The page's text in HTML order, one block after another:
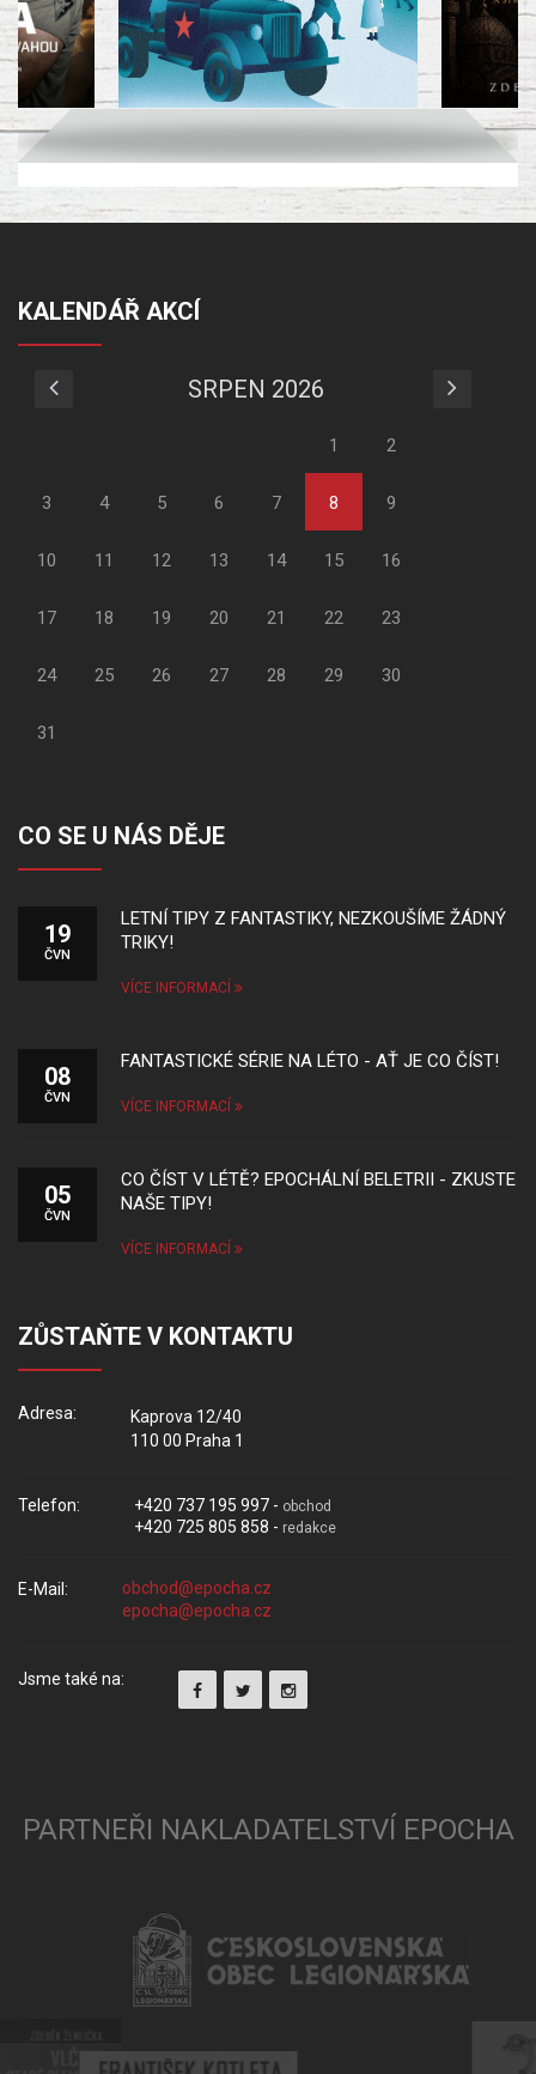
KALENDÁŘ AKCÍ
SRPEN 2026
1 2
3 4 5 6 7 8 9
10 11 12 13 14 15 16
17 18 19 20 21 22 23
24 25 26 27 28 29 30
31
CO SE U NÁS DĚJE
19
ČVN
LETNÍ TIPY Z FANTASTIKY, NEZKOUŠÍME ŽÁDNÝ
TRIKY!
VÍCE INFORMACÍ
08
ČVN
FANTASTICKÉ SÉRIE NA LÉTO - AŤ JE CO ČÍST!
VÍCE INFORMACÍ
05
ČVN
CO ČÍST V LÉTĚ? EPOCHÁLNÍ BELETRII - ZKUSTE
NAŠE TIPY!
VÍCE INFORMACÍ
ZŮSTAŇTE V KONTAKTU
Adresa:
Kaprova 12/40
110 00 Praha 1
Telefon: +420 737 195 997 - obchod
+420 725 805 858 - redakce
E-Mail:
Jsme také na:
PARTNEŘI NAKLADATELSTVÍ EPOCHA